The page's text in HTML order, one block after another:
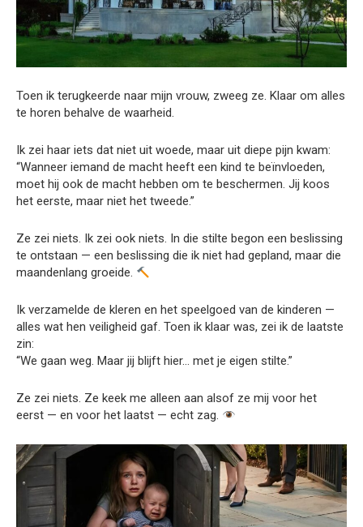
Toen ik terugkeerde naar mijn vrouw, zweeg ze. Klaar om alles
te horen behalve de waarheid.
Ik zei haar iets dat niet uit woede, maar uit diepe pijn kwam:
“Wanneer iemand de macht heeft een kind te beïnvloeden,
moet hij ook de macht hebben om te beschermen. Jij koos
het eerste, maar niet het tweede.”
Ze zei niets. Ik zei ook niets. In die stilte begon een beslissing
te ontstaan — een beslissing die ik niet had gepland, maar die
maandenlang groeide.
Ik verzamelde de kleren en het speelgoed van de kinderen —
alles wat hen veiligheid gaf. Toen ik klaar was, zei ik de laatste
zin:
“We gaan weg. Maar jij blijft hier… met je eigen stilte.”
Ze zei niets. Ze keek me alleen aan alsof ze mij voor het
eerst — en voor het laatst — echt zag.